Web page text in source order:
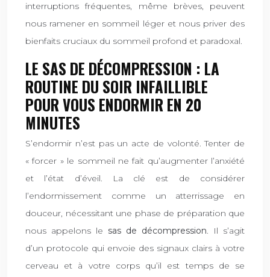
interruptions fréquentes, même brèves, peuvent
nous ramener en sommeil léger et nous priver des
bienfaits cruciaux du sommeil profond et paradoxal.
LE SAS DE DÉCOMPRESSION : LA
ROUTINE DU SOIR INFAILLIBLE
POUR VOUS ENDORMIR EN 20
MINUTES
S’endormir n’est pas un acte de volonté. Tenter de
« forcer » le sommeil ne fait qu’augmenter l’anxiété
et l’état d’éveil. La clé est de considérer
l’endormissement comme un atterrissage en
douceur, nécessitant une phase de préparation que
nous appelons le sas de décompression. Il s’agit
d’un protocole qui envoie des signaux clairs à votre
cerveau et à votre corps qu’il est temps de se